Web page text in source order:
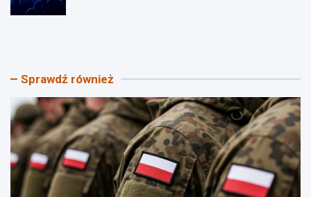
P
k
a
t
r
i
o
t
B
e
z
e
ń
s
t
w
Sprawdź również